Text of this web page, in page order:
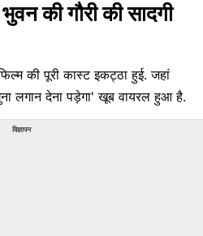
की गौरी की सादगी
की पूरी कास्ट इकट्ठा हुई. जहां
लगान देना पड़ेगा' खूब वायरल हुआ है.
विज्ञापन